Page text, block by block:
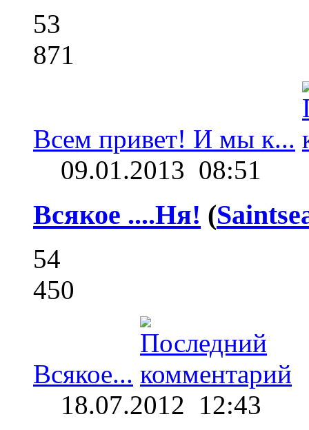
53
871
Всем привет! И мы к...
09.01.2013 08:51
Всякое ....Ня! (
54
450
Всякое...
18.07.2012 12:43